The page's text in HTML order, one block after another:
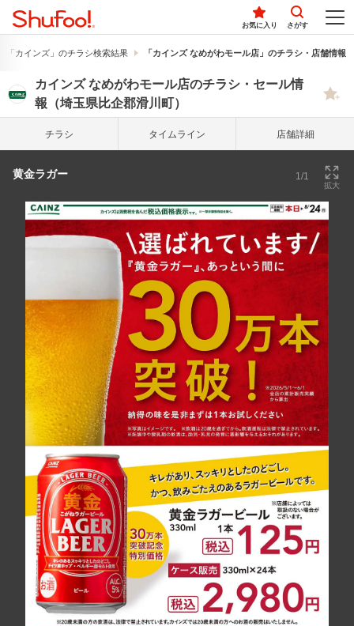
お気に入り さがす
「カインズ」のチラシ検索結果 「カインズ なめがわモール店」のチラシ・店舗情報
カインズ なめがわモール店のチラシ・セール情
報（埼玉県比企郡滑川町）
チラシ タイム ライン 店舗詳細
黄金ラガー 1/1
拡大